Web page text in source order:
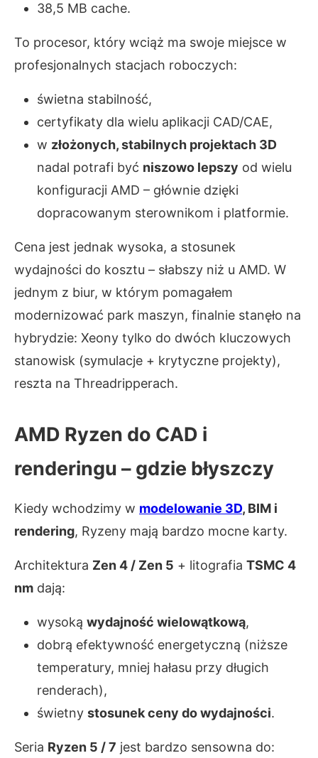
38,5 MB cache.
To procesor, który wciąż ma swoje miejsce w
profesjonalnych stacjach roboczych:
świetna stabilność,
certyfikaty dla wielu aplikacji CAD/CAE,
w złożonych, stabilnych projektach 3D
nadal potrafi być niszowo lepszy od wielu
konfiguracji AMD – głównie dzięki
dopracowanym sterownikom i platformie.
Cena jest jednak wysoka, a stosunek
wydajności do kosztu – słabszy niż u AMD. W
jednym z biur, w którym pomagałem
modernizować park maszyn, finalnie stanęło na
hybrydzie: Xeony tylko do dwóch kluczowych
stanowisk (symulacje + krytyczne projekty),
reszta na Threadripperach.
AMD Ryzen do CAD i
renderingu – gdzie błyszczy
Kiedy wchodzimy w modelowanie 3D, BIM i
rendering, Ryzeny mają bardzo mocne karty.
Architektura Zen 4 / Zen 5 + litografia TSMC 4
nm dają:
wysoką wydajność wielowątkową,
dobrą efektywność energetyczną (niższe
temperatury, mniej hałasu przy długich
renderach),
świetny stosunek ceny do wydajności.
Seria Ryzen 5 / 7 jest bardzo sensowna do: